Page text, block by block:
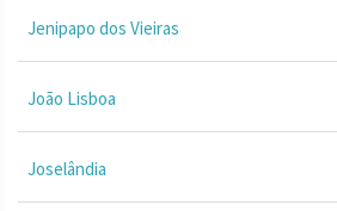
Jenipapo dos Vieiras
João Lisboa
Joselândia